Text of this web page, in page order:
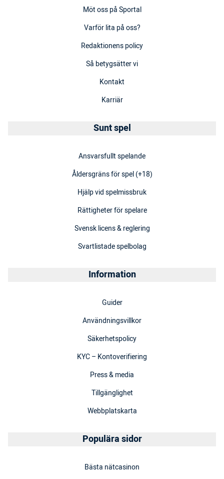
Möt oss på Sportal
Varför lita på oss?
Redaktionens policy
Så betygsätter vi
Kontakt
Karriär
Sunt spel
Ansvarsfullt spelande
Åldersgräns för spel (+18)
Hjälp vid spelmissbruk
Rättigheter för spelare
Svensk licens & reglering
Svartlistade spelbolag
Information
Guider
Användningsvillkor
Säkerhetspolicy
KYC – Kontoverifiering
Press & media
Tillgänglighet
Webbplatskarta
Populära sidor
Bästa nätcasinon